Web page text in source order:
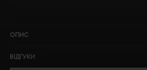
ОПИС
ВІДГУКИ